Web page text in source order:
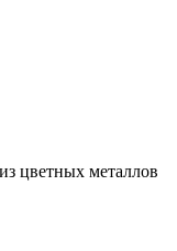
цветных металлов